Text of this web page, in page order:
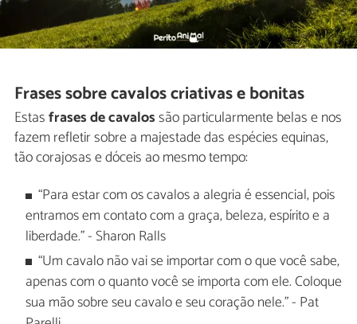
Frases sobre cavalos criativas e bonitas
Estasfrases de cavalossão particularmente belas e nos
fazem refletir sobre a majestade das espécies equinas,
tão corajosas e dóceis ao mesmo tempo:
“Para estar com os cavalos a alegria é essencial, pois
entramos em contato com a graça, beleza, espírito e a
liberdade." - Sharon Ralls
“Um cavalo não vai se importar com o que você sabe,
apenas com o quanto você se importa com ele. Coloque
sua mão sobre seu cavalo e seu coração nele." - Pat